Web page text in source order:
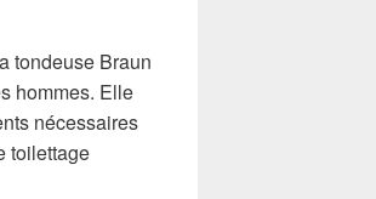
tondeuse Braun
hommes. Elle
nécessaires
toilettage